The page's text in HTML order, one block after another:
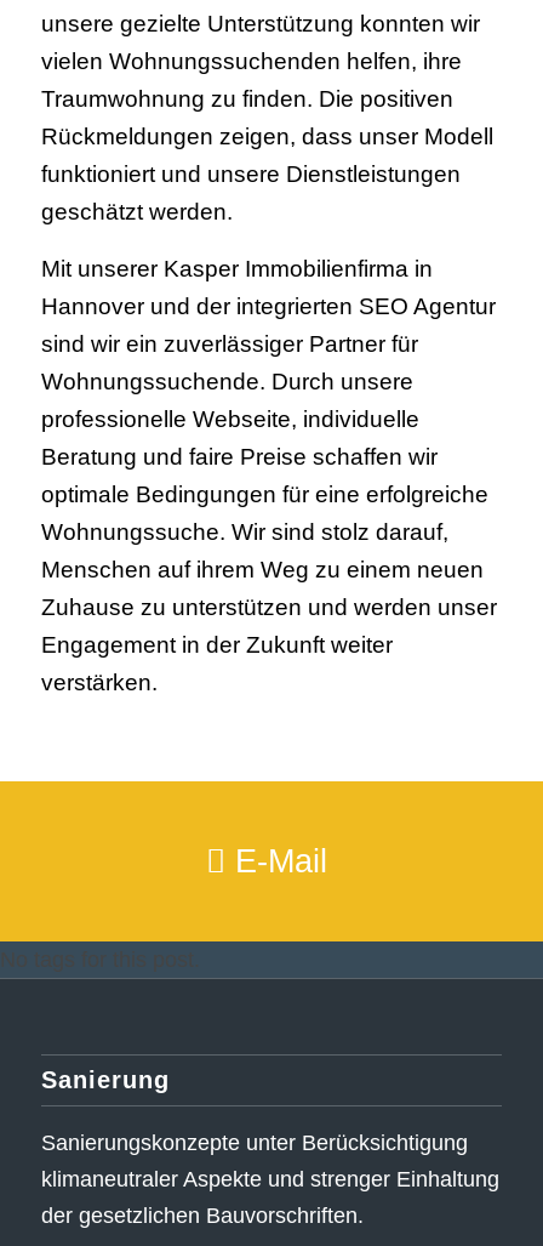
unsere gezielte Unterstützung konnten wir
vielen Wohnungssuchenden helfen, ihre
Traumwohnung zu finden. Die positiven
Rückmeldungen zeigen, dass unser Modell
funktioniert und unsere Dienstleistungen
geschätzt werden.
Mit unserer Kasper Immobilienfirma in
Hannover und der integrierten SEO Agentur
sind wir ein zuverlässiger Partner für
Wohnungssuchende. Durch unsere
professionelle Webseite, individuelle
Beratung und faire Preise schaffen wir
optimale Bedingungen für eine erfolgreiche
Wohnungssuche. Wir sind stolz darauf,
Menschen auf ihrem Weg zu einem neuen
Zuhause zu unterstützen und werden unser
Engagement in der Zukunft weiter
verstärken.
E-Mail
Sanierung
Sanierungskonzepte unter Berücksichtigung
klimaneutraler Aspekte und strenger Einhaltung
der gesetzlichen Bauvorschriften.